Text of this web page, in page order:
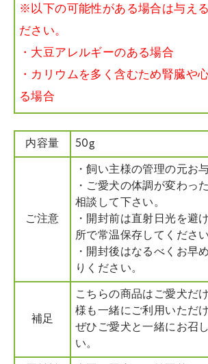
※以下の可能性がある場合は与え
ださい。
・大豆アレルギーのある場合
・カリウムを多く含むため腎臓や
る場合
内容量 50g
ご注意
・飼い主様の管理の元お
・ご愛犬の体調が変わっ
相談して下さい。
・開封前は直射日光を避
所で常温保存してください
・開封後はなるべくお早
りください。
補足
こちらの商品はご愛犬だ
様も一緒にご利用いただけ
ぜひご愛犬と一緒にお召
い。